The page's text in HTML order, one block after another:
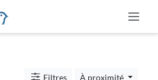
Filtres À proximité